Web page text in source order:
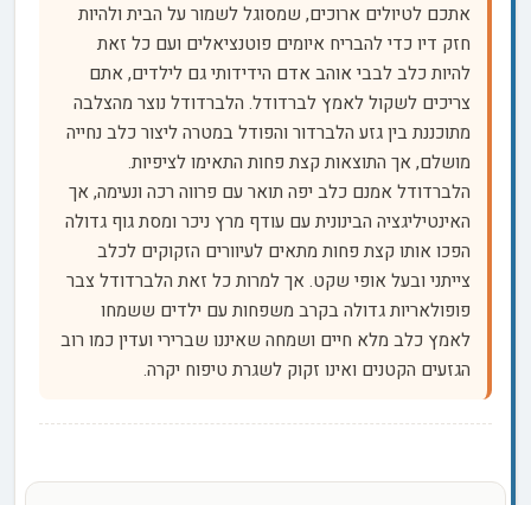
אתכם לטיולים ארוכים, שמסוגל לשמור על הבית ולהיות
חזק דיו כדי להבריח איומים פוטנציאלים ועם כל זאת
להיות כלב לבבי אוהב אדם הידידותי גם לילדים, אתם
צריכים לשקול לאמץ לברדודל. הלברדודל נוצר מהצלבה
מתוכננת בין גזע הלברדור והפודל במטרה ליצור כלב נחייה
מושלם, אך התוצאות קצת פחות התאימו לציפיות.
הלברדודל אמנם כלב יפה תואר עם פרווה רכה ונעימה, אך
האינטיליגציה הבינונית עם עודף מרץ ניכר ומסת גוף גדולה
הפכו אותו קצת פחות מתאים לעיוורים הזקוקים לכלב
צייתני ובעל אופי שקט. אך למרות כל זאת הלברדודל צבר
פופולאריות גדולה בקרב משפחות עם ילדים ששמחו
לאמץ כלב מלא חיים ושמחה שאיננו שברירי ועדין כמו רוב
הגזעים הקטנים ואינו זקוק לשגרת טיפוח יקרה.